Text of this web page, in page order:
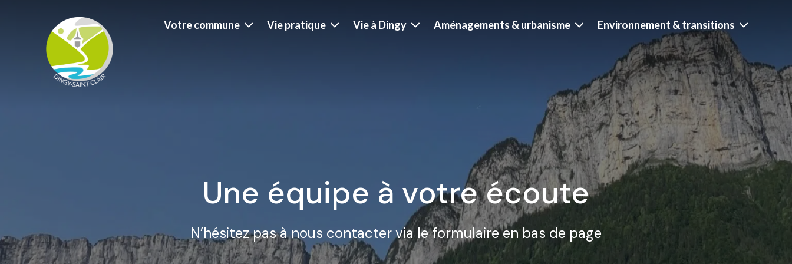
Votre commune Vie pratique Vie à Dingy Aménagements & urbanisme Environnement & transitions
Une équipe à votre écoute
N’hésitez pas à nous contacter via le formulaire en bas de page